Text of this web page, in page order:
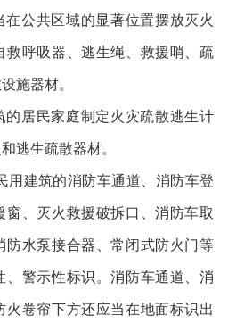
在公共区域的显著位置摆放灭火
救呼吸器、逃生绳、救援哨、疏
施器材。
的居民家庭制定火灾疏散逃生计
逃生疏散器材。
用建筑的消防车通道、消防车登
窗、灭火救援破拆口、消防车取
防水泵接合器、常闭式防火门等
、警示性标识。消防车通道、消
火卷帘下方还应当在地面标识出